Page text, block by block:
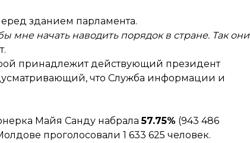
зданием парламента.
мне начать наводить порядок в стране. Так они
принадлежит действующий президент
что Служба информации и
Майя Санду набрала57.75% (943 486
проголосовали 1 633 625 человек.